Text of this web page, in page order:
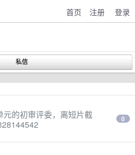
首页 注册 登录
的初审评委，离短片截
0